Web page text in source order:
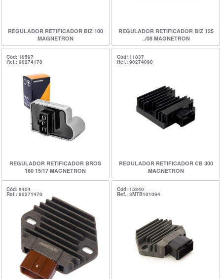
REGULADOR RETIFICADOR BIZ 100
MAGNETRON
REGULADOR RETIFICADOR BIZ 125
../08 MAGNETRON
Cód: 18597
Ref.: 90274170
REGULADOR RETIFICADOR BROS
160 15/17 MAGNETRON
Cód: 11837
Ref.: 90274090
REGULADOR RETIFICADOR CB 300
MAGNETRON
Cód: 9404
Ref.: 90271470
Cód: 15340
Ref.: 3MTB101094